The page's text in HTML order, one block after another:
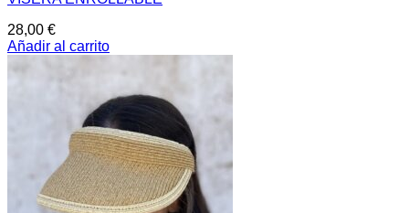
28,00 €
Añadir al carrito